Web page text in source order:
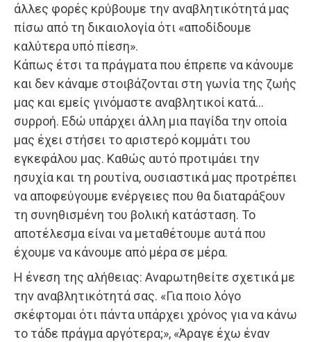
άλλες φορές κρύβουμε την αναβλητικότητά μας
πίσω από τη δικαιολογία ότι «αποδίδουμε
καλύτερα υπό πίεση».
Κάπως έτσι τα πράγματα που έπρεπε να κάνουμε
και δεν κάναμε στοιβάζονται στη γωνία της ζωής
μας και εμείς γινόμαστε αναβλητικοί κατά…
συρροή. Εδώ υπάρχει άλλη μια παγίδα την οποία
μας έχει στήσει το αριστερό κομμάτι του
εγκεφάλου μας. Καθώς αυτό προτιμάει την
ησυχία και τη ρουτίνα, ουσιαστικά μας προτρέπει
να αποφεύγουμε ενέργειες που θα διαταράξουν
τη συνηθισμένη του βολική κατάσταση. Το
αποτέλεσμα είναι να μεταθέτουμε αυτά που
έχουμε να κάνουμε από μέρα σε μέρα.
Η ένεση της αλήθειας: Αναρωτηθείτε σχετικά με
την αναβλητικότητά σας. «Για ποιο λόγο
σκέφτομαι ότι πάντα υπάρχει χρόνος για να κάνω
το τάδε πράγμα αργότερα;», «Άραγε έχω έναν